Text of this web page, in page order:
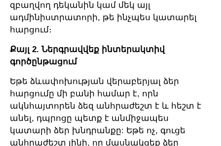
զբաղվող դեկանին կամ մեկ այլ
ադմինիստրատորի, թե ինչպես կատարել
հարցում։
Քայլ 2. Ներգրավվեք ինտերակտիվ
գործընթացում
Եթե ձևափոխության վերաբերյալ ձեր
հարցումը մի բանի համար է, որն
ակնհայտորեն ձեզ անհրաժեշտ է և հեշտ է
անել, դպրոցը պետք է անմիջապես
կատարի ձեր խնդրանքը: Եթե ​​ոչ, գուցե
անհրաժեշտ լինի, որ մասնակցեք ձեր